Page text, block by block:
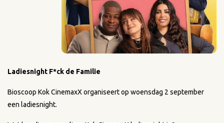
Ladiesnight F*ck de Familie
Bioscoop Kok CinemaxX organiseert op woensdag 2 september
een ladiesnight.